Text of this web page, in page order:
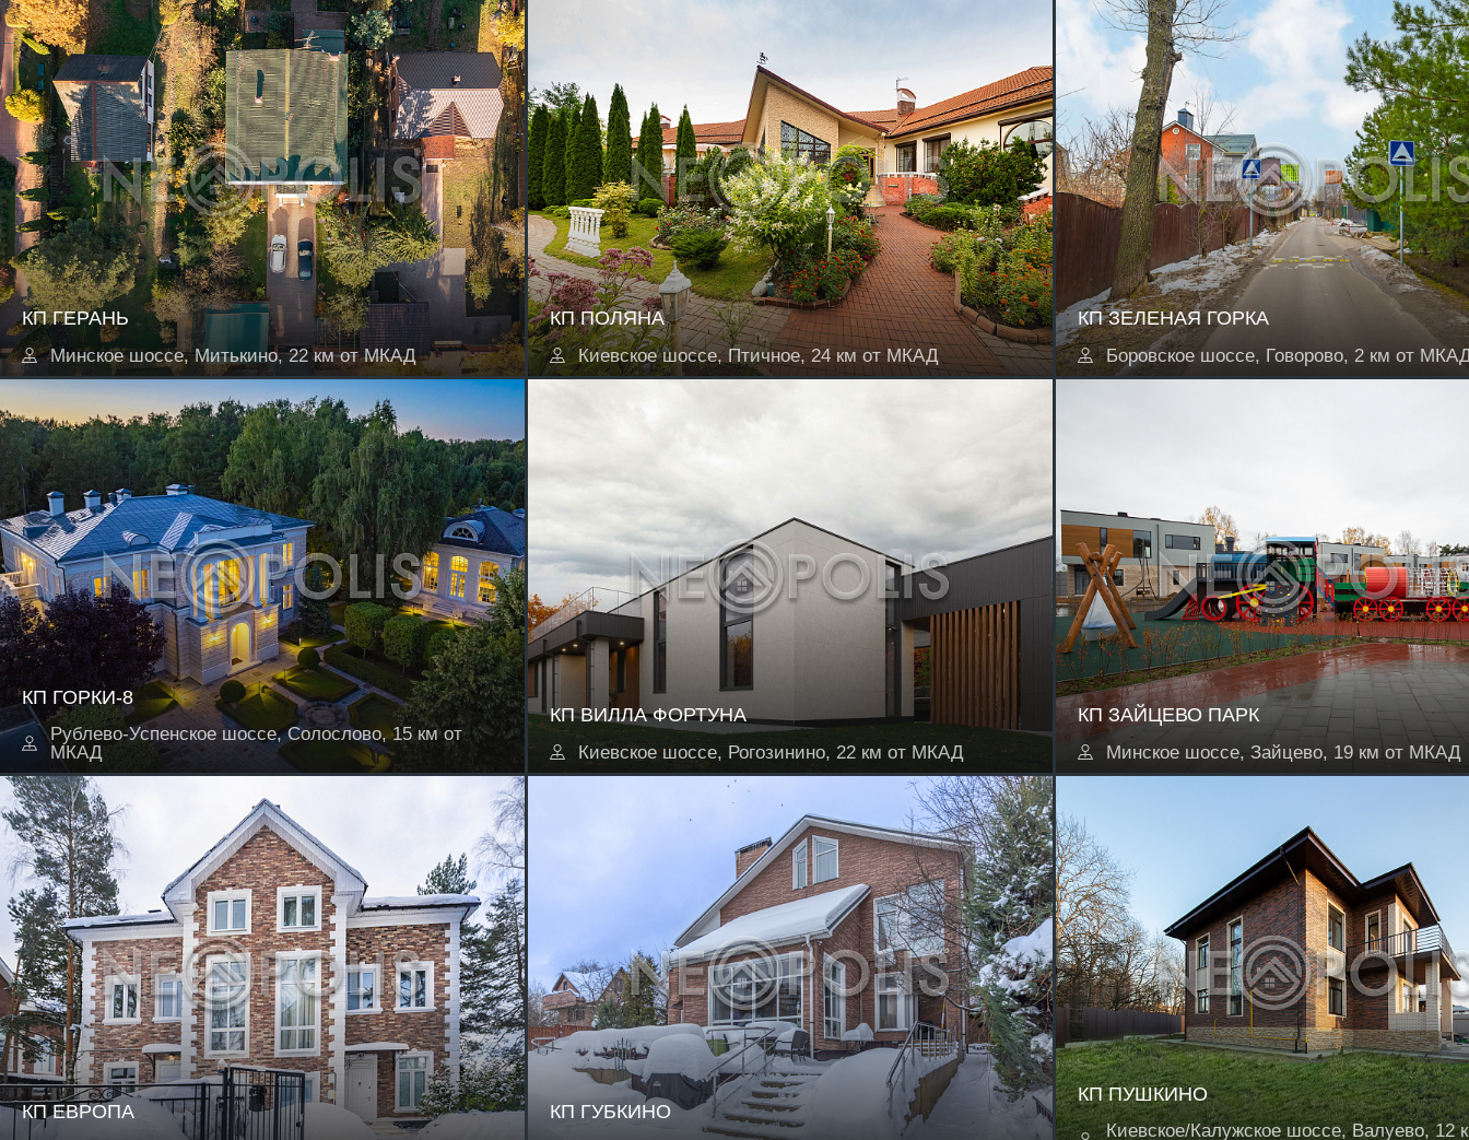
КП ГЕРАНЬ
Минское шоссе, Митькино, 22 км от МКАД
КП ПОЛЯНА
Киевское шоссе, Птичное, 24 км от МКАД
КП ЗЕЛЕНАЯ ГОРКА
Боровское шоссе, Говорово, 2 км от
КП ГОРКИ-8
Рублево-Успенское шоссе, Солослово, 15 км от
МКАД
КП ВИЛЛА ФОРТУНА
Киевское шоссе, Рогозинино, 22 км от МКАД
КП ЗАЙЦЕВО ПАРК
Минское шоссе, Зайцево, 19 км от МКАД
КП ЕВРОПА КП ГУБКИНО
КП ПУШКИНО
Киевское/Калужское шоссе, Валуево, 12